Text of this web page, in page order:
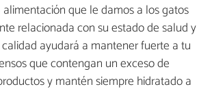
que le damos a los gatos
relacionada con su estado de salud y
ayudará a mantener fuerte a tu
que contengan un exceso de
y mantén siempre hidratado a